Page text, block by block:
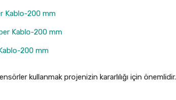
Kablo-200 mm
Kablo-200 mm
200 mm
kullanmak projenizin kararlılığı için önemlidir.